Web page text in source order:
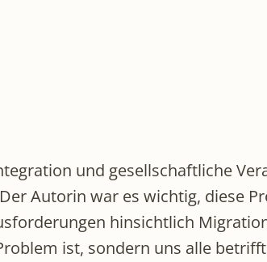
und gesellschaftliche
Autorin war es wichtig, diese
hinsichtlich
ist, sondern uns alle